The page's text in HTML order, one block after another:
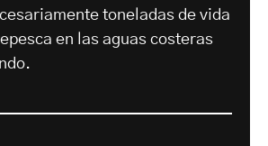
toneladas de vida
en las aguas costeras